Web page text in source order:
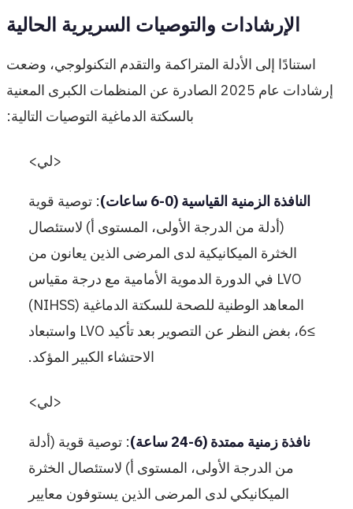
الإرشادات والتوصيات السريرية الحالية
استنادًا إلى الأدلة المتراكمة والتقدم التكنولوجي، وضعت
إرشادات عام 2025 الصادرة عن المنظمات الكبرى المعنية
بالسكتة الدماغية التوصيات التالية:
<لي>
النافذة الزمنية القياسية (0-6 ساعات)
: توصية قوية
(أدلة من الدرجة الأولى، المستوى أ) لاستئصال
الخثرة الميكانيكية لدى المرضى الذين يعانون من
LVO في الدورة الدموية الأمامية مع درجة مقياس
المعاهد الوطنية للصحة للسكتة الدماغية (NIHSS)
≥6، بغض النظر عن التصوير بعد تأكيد LVO واستبعاد
الاحتشاء الكبير المؤكد.
<لي>
نافذة زمنية ممتدة (6-24 ساعة)
: توصية قوية (أدلة
من الدرجة الأولى، المستوى أ) لاستئصال الخثرة
الميكانيكي لدى المرضى الذين يستوفون معايير